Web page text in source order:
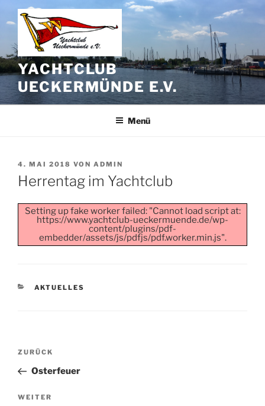
Zum
Inhalt
springen
YACHTCLUB
UECKERMÜNDE E.V.
Menü
VERÖFFENTLICHT
AM
4. MAI 2018 VON ADMIN
Herrentag im Yachtclub
Setting up fake worker failed: "Cannot load script at:
https://www.yachtclub-ueckermuende.de/wp-
content/plugins/pdf-
embedder/assets/js/pdfjs/pdf.worker.min.js".
KATEGORIEN
AKTUELLES
Beitragsnavigation
Vorheriger
Beitrag
ZURÜCK
Osterfeuer
Nächster
WEITER